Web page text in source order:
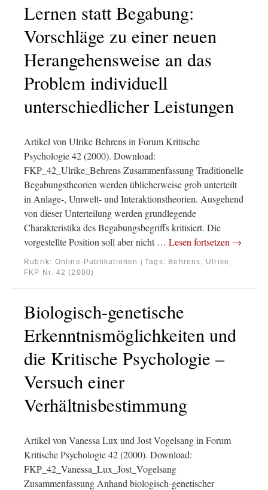
Lernen statt Begabung:
Vorschläge zu einer neuen
Herangehensweise an das
Problem individuell
unterschiedlicher Leistungen
Artikel von Ulrike Behrens in Forum Kritische
Psychologie 42 (2000). Download:
FKP_42_Ulrike_Behrens Zusammenfassung Traditionelle
Begabungstheorien werden üblicherweise grob unterteilt
in Anlage-, Umwelt- und Interaktionstheorien. Ausgehend
von dieser Unterteilung werden grundlegende
Charakteristika des Begabungsbegriffs kritisiert. Die
vorgestellte Position soll aber nicht … Lesen fortsetzen →
Rubrik: Online-Publikationen | Tags: Behrens, Ulrike ,
FKP Nr. 42 (2000)
Biologisch-genetische
Erkenntnismöglichkeiten und
die Kritische Psychologie –
Versuch einer
Verhältnisbestimmung
Artikel von Vanessa Lux und Jost Vogelsang in Forum
Kritische Psychologie 42 (2000). Download:
FKP_42_Vanessa_Lux_Jost_Vogelsang
Zusammenfassung Anhand biologisch-genetischer